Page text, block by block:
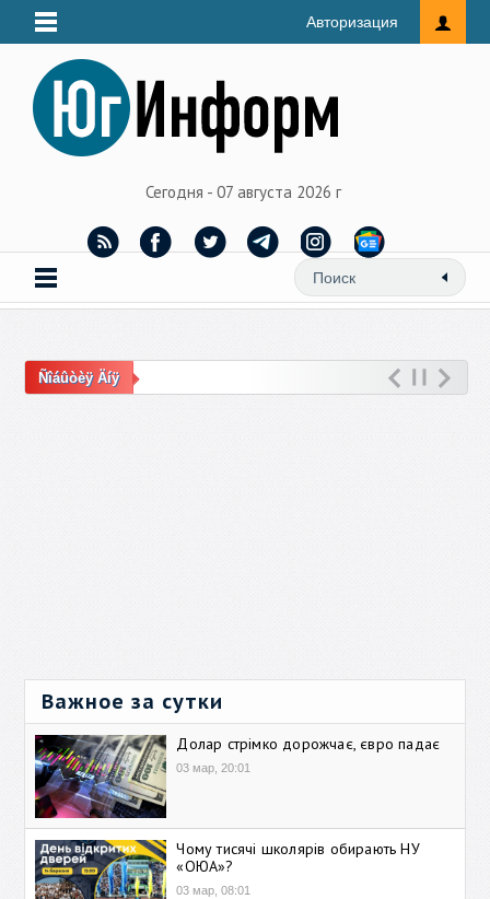
Авторизация
Сегодня - 07 августа 2026 г
Ñîáûòèÿ Äíÿ
Важное за сутки
Долар стрімко дорожчає, євро падає
03 мар, 20:01
Чому тисячі школярів обирають НУ
«ОЮА»?
03 мар, 08:01